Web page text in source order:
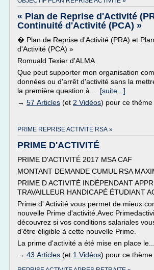
« Plan de Reprise d'Activité
Continuité d'Activité (PCA) »
� Plan de Reprise d'Activité (PRA) et
d'Activité (PCA) »
Romuald Texier d'ALMA
Que peut supporter mon organisation
données ou d'arrêt d'activité sans la
la première question à... [suite...]
→ 57 Articles (et 2 Vidéos) pour ce thème
PRIME REPRISE ACTIVITE RSA »
PRIME D'ACTIVITÉ
PRIME D'ACTIVITÉ 2017 MSA CAF
MONTANT DEMANDE CUMUL RSA
PRIME D ACTIVITÉ INDÉPENDANT
TRAVAILLEUR HANDICAPÉ ÉTUDIANT
Prime d' Activité vous permet de mieux
nouvelle Prime d'activité.Avec
découvrez si vos conditions salariales
d'être éligible à cette nouvelle Prime.
La prime d'activité a été mise en place
→ 43 Articles (et 1 Vidéos) pour ce thème